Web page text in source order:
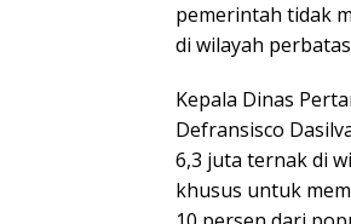
pemerintah tidak
di wilayah
​Kepala Dinas
Defransisco
6,3 juta ternak di
khusus untuk